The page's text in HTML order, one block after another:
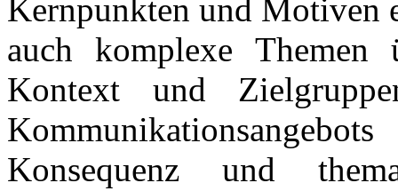
Kernpunkten und Motiven
auch komplexe Themen
Kontext und
Konsequenz und